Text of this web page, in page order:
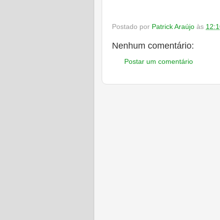
Postado por Patrick Araújo às
Nenhum comentário:
Postar um comentário